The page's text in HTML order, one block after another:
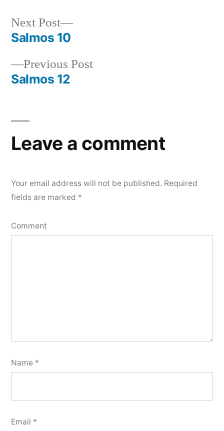
Post
navigation
Previous PostPrevious
Salmos 12
Next Post
Next
Salmos 10
Leave a comment
Your email address will not be published. Required
fields are marked *
Comment
Name *
Email *